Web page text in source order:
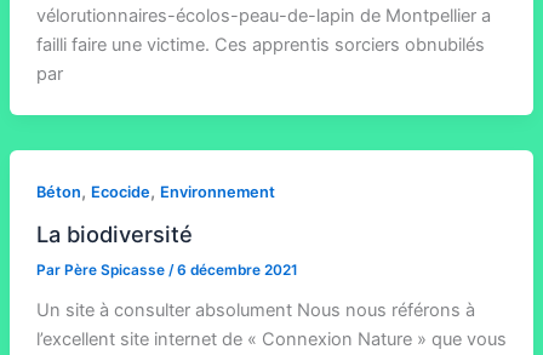
vélorutionnaires-écolos-peau-de-lapin de Montpellier a
failli faire une victime. Ces apprentis sorciers obnubilés
par
Béton, Ecocide, Environnement
La biodiversité
Par Père Spicasse /6 décembre 2021
Un site à consulter absolument Nous nous référons à
l’excellent site internet de « Connexion Nature » que vous